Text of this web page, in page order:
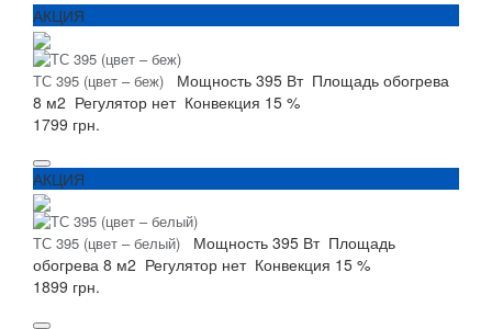
АКЦИЯ
ТС 395 (цвет – беж) Мощность 395 Вт Площадь обогрева
8 м2 Регулятор нет Конвекция 15 %
1799 грн.
АКЦИЯ
ТС 395 (цвет – белый) Мощность 395 Вт Площадь
обогрева 8 м2 Регулятор нет Конвекция 15 %
1899 грн.